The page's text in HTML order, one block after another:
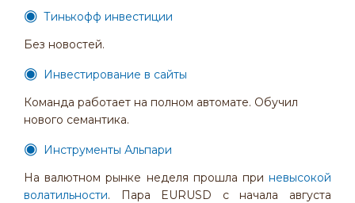
Тинькофф инвестиции
Без новостей.
Инвестирование в сайты
Команда работает на полном автомате. Обучил
нового семантика.
Инструменты Альпари
На валютном рынке неделя прошла при невысокой
волатильности. Пара EURUSD с начала августа